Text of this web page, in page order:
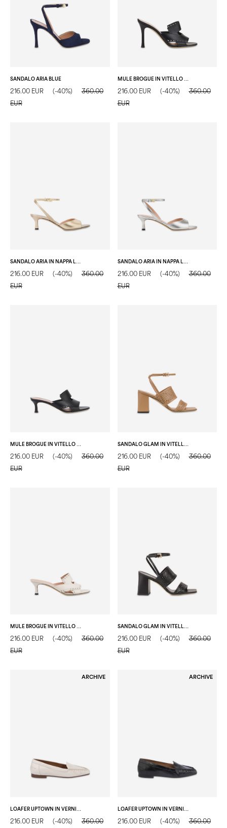
SANDALO ARIA BLUE
216.00 EUR (-40%)
360.00
EUR
MULE BROGUE IN VITELLO NERO
216.00 EUR (-40%)
360.00
EUR
216.00 EUR (-40%)
360.00
EUR
216.00 EUR (-40%)
360.00
EUR
216.00 EUR (-40%)
360.00
EUR
216.00 EUR (-40%)
360.00
EUR
MULE BROGUE IN VITELLO CRISTALLO
216.00 EUR (-40%)
360.00
EUR
SANDALO GLAM IN VITELLO ALBA NERO
216.00 EUR (-40%)
360.00
EUR
ARCHIVE
216.00 EUR (-40%)
360.00
ARCHIVE
216.00 EUR (-40%)
360.00